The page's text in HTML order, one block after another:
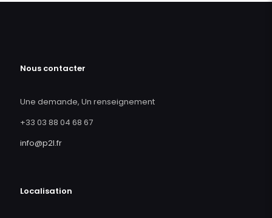
Nous contacter
Une demande, Un renseignement
+33 03 88 04 68 67
info@p2l.fr
Localisation